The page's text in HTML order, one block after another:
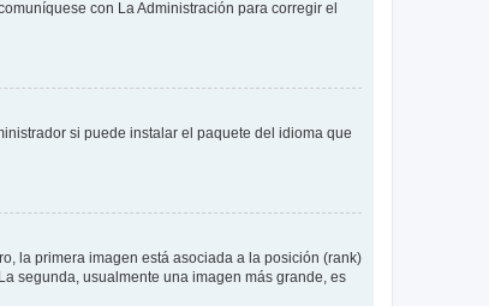
con La Administración para corregir el
si puede instalar el paquete del idioma que
la primera imagen está asociada a la posición (rank)
segunda, usualmente una imagen más grande, es